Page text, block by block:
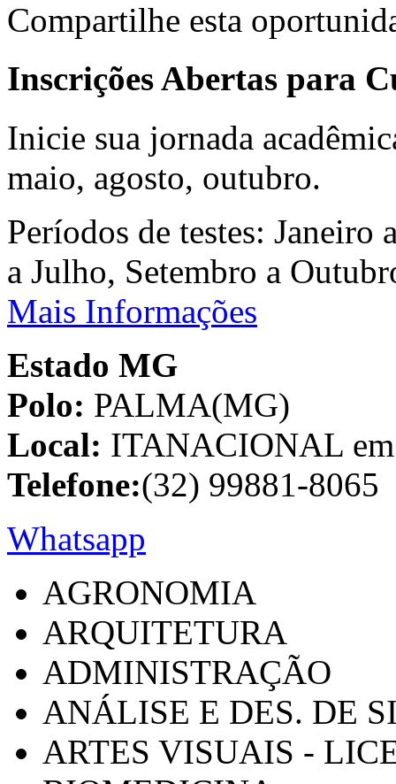
Compartilhe esta
Inscrições Abertas para
Inicie sua jornada
maio, agosto, outubro.
Períodos de testes:
a Julho, Setembro a
Mais Informações
Estado MG
Polo: PALMA(MG)
Local: ITANACIONAL
Telefone:(32) 99881-8065
Whatsapp
AGRONOMIA
ARQUITETURA
ADMINISTRAÇÃO
ANÁLISE E DES. DE
ARTES VISUAIS -